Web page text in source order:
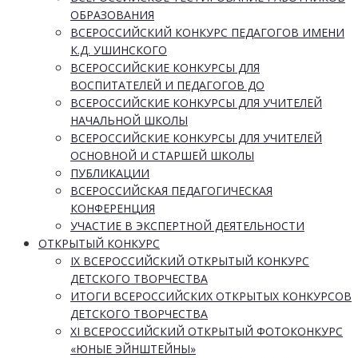
ОБРАЗОВАНИЯ
ВСЕРОССИЙСКИЙ КОНКУРС ПЕДАГОГОВ ИМЕНИ
К.Д. УШИНСКОГО
ВСЕРОССИЙСКИЕ КОНКУРСЫ ДЛЯ
ВОСПИТАТЕЛЕЙ И ПЕДАГОГОВ ДО
ВСЕРОССИЙСКИЕ КОНКУРСЫ ДЛЯ УЧИТЕЛЕЙ
НАЧАЛЬНОЙ ШКОЛЫ
ВСЕРОССИЙСКИЕ КОНКУРСЫ ДЛЯ УЧИТЕЛЕЙ
ОСНОВНОЙ И СТАРШЕЙ ШКОЛЫ
ПУБЛИКАЦИИ
ВСЕРОССИЙСКАЯ ПЕДАГОГИЧЕСКАЯ
КОНФЕРЕНЦИЯ
УЧАСТИЕ В ЭКСПЕРТНОЙ ДЕЯТЕЛЬНОСТИ
ОТКРЫТЫЙ КОНКУРС
IX ВСЕРОССИЙСКИЙ ОТКРЫТЫЙ КОНКУРС
ДЕТСКОГО ТВОРЧЕСТВА
ИТОГИ ВСЕРОССИЙСКИХ ОТКРЫТЫХ КОНКУРСОВ
ДЕТСКОГО ТВОРЧЕСТВА
XI ВСЕРОССИЙСКИЙ ОТКРЫТЫЙ ФОТОКОНКУРС
«ЮНЫЕ ЭЙНШТЕЙНЫ»